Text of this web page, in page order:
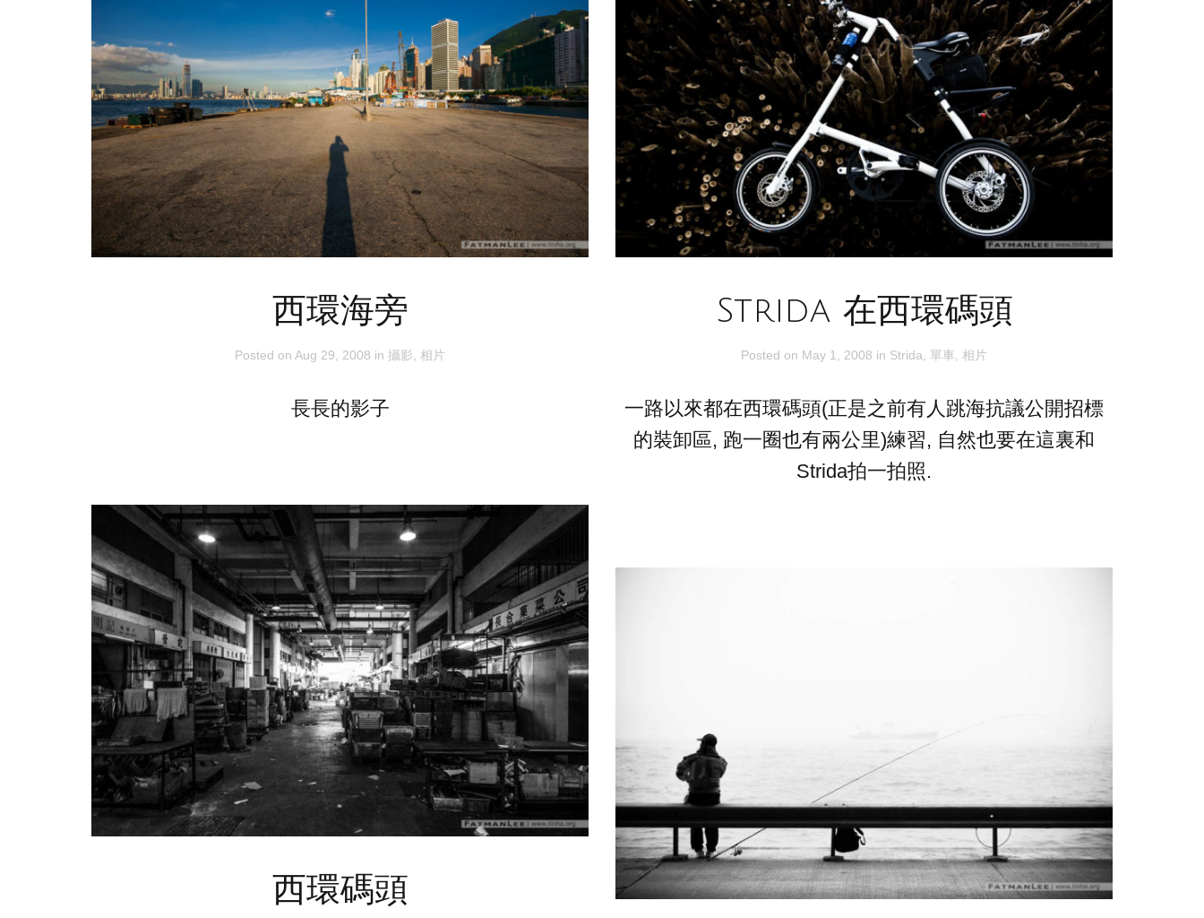
西環海旁
Posted on Aug 29, 2008 in 攝影 相片
長長的影子
Strida 在西環碼頭
Posted on May 1, 2008 in Strida 單車 相片
一路以來都在西環碼頭(正是之前有人跳海抗議公開招標
的裝卸區, 跑一圈也有兩公里)練習, 自然也要在這裏和
Strida拍一拍照.
西環碼頭